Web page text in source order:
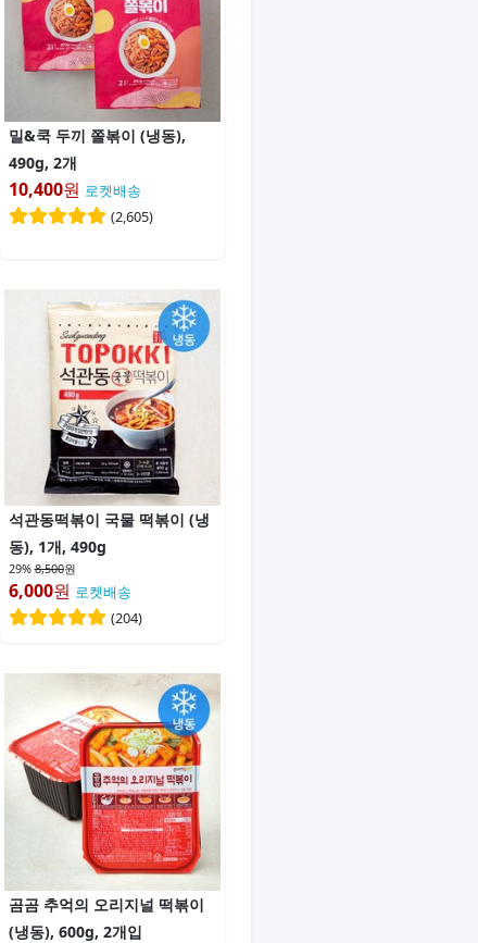
밀&쿡 두끼 쫄볶이 (냉동),
490g, 2개
10,400원 로켓배송
(2,605)
석관동떡볶이 국물 떡볶이 (냉
동), 1개, 490g
29% 8,500원
6,000원 로켓배송
(204)
곰곰 추억의 오리지널 떡볶이
(냉동), 600g, 2개입